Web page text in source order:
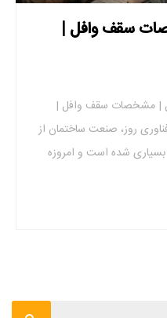
سقف وافل |
| مشخصات سقف وافل |
روز، صنعت ساختمان از
شده است و امروزه
سرعت، افزایش قدرت و طول
می شود. […]